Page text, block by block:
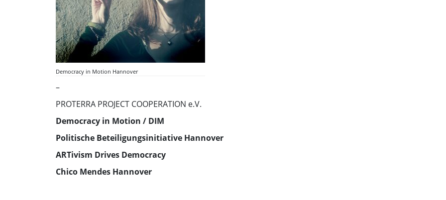
Democracy in Motion Hannover
–
PROTERRA PROJECT COOPERATION e.V.
Democracy in Motion / DIM
Politische Beteiligungsinitiative Hannover
ARTivism Drives Democracy
Chico Mendes Hannover